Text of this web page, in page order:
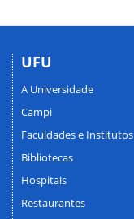
UFU
A Universidade
Campi
Faculdades e Institutos
Bibliotecas
Hospitais
Restaurantes